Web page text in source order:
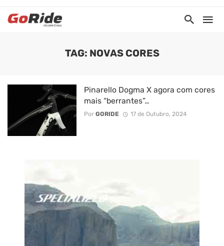
TAG: NOVAS CORES
Pinarello Dogma X agora com cores
mais “berrantes”…
Por GORIDE 17 de Outubro, 2024